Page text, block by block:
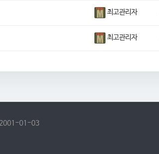
최고관리자
최고관리자
2001-01-03